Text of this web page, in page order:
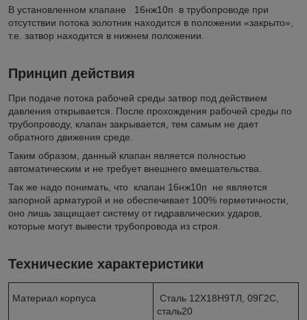
В установленном клапане 16нж10п в трубопроводе при
отсутствии потока золотник находится в положении «закрыто»,
т.е. затвор находится в нижнем положении.
Принцип действия
При подаче потока рабочей среды затвор под действием
давления открывается. После прохождения рабочей среды по
трубопроводу, клапан закрывается, тем самым не дает
обратного движения среде.
Таким образом, данный клапан является полностью
автоматическим и не требует внешнего вмешательства.
Так же надо понимать, что клапан 16нж10п не является
запорной арматурой и не обеспечивает 100% герметичности,
оно лишь защищает систему от гидравлических ударов,
которые могут вывести трубопровода из строя.
Технические характеристики
Материал корпуса
Сталь 12Х18Н9ТЛ, 09Г2С,
сталь20